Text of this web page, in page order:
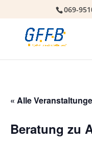
069-
« Alle
Beratung zu